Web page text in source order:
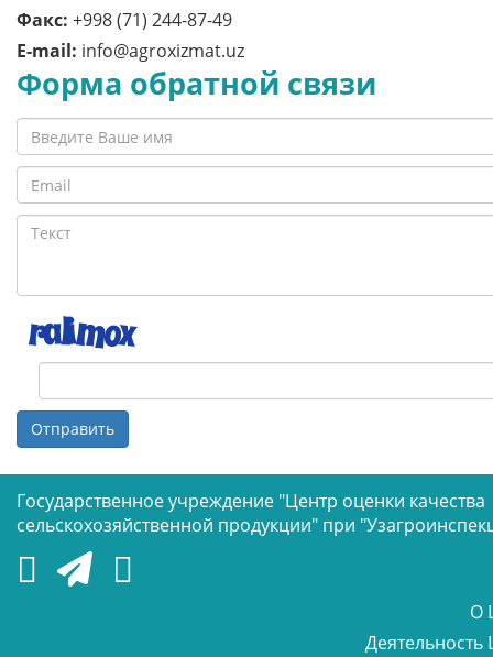
Факс: +998 (71) 244-87-49
E-mail: info@agroxizmat.uz
Форма обратной связи
Отправить
Государственное учреждение "Центр оценки качества
сельскохозяйственной продукции" при
О
Деятельность